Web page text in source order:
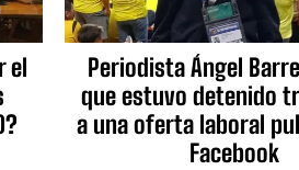
el
Periodista Ángel
que estuvo detenido
a una oferta laboral
Facebook